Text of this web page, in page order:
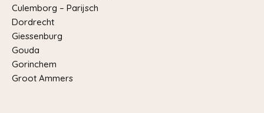
Culemborg – Parijsch
Dordrecht
Giessenburg
Gouda
Gorinchem
Groot Ammers